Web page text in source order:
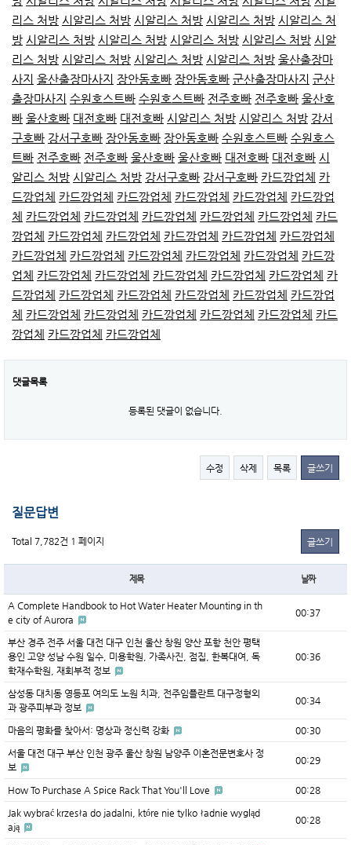
리스 처방 시알리스 처방 시알리스 처방 시알리스 처방 시알리스 처
방 시알리스 처방 시알리스 처방 시알리스 처방 시알리스 처방 시알
리스 처방 시알리스 처방 시알리스 처방 시알리스 처방 울산출장마
사지 울산출장마사지 장안동호빠 장안동호빠 군산출장마사지 군산
출장마사지 수원호스트빠 수원호스트빠 전주호빠 전주호빠 울산호
빠 울산호빠 대전호빠 대전호빠 시알리스 처방 시알리스 처방 강서
구호빠 강서구호빠 장안동호빠 장안동호빠 수원호스트빠 수원호스
트빠 전주호빠 전주호빠 울산호빠 울산호빠 대전호빠 대전호빠 시
알리스 처방 시알리스 처방 강서구호빠 강서구호빠 카드깡업체 카
드깡업체 카드깡업체 카드깡업체 카드깡업체 카드깡업체 카드깡업
체 카드깡업체 카드깡업체 카드깡업체 카드깡업체 카드깡업체 카드
깡업체 카드깡업체 카드깡업체 카드깡업체 카드깡업체 카드깡업체
카드깡업체 카드깡업체 카드깡업체 카드깡업체 카드깡업체 카드깡
업체 카드깡업체 카드깡업체 카드깡업체 카드깡업체 카드깡업체 카
드깡업체 카드깡업체 카드깡업체 카드깡업체 카드깡업체 카드깡업
체 카드깡업체 카드깡업체 카드깡업체 카드깡업체 카드깡업체 카드
깡업체 카드깡업체 카드깡업체
댓글목록
등록된 댓글이 없습니다.
수정 삭제 목록 글쓰기
질문답변
Total 7,782건 1 페이지 글쓰기
제목 날짜
A Complete Handbook to Hot Water Heater Mounting in th
e city of Aurora
00:37
부산 경주 전주 서울 대전 대구 인천 울산 창원 양산 포항 천안 평택
용인 고양 성남 수원 일수, 미용학원, 가족사진, 점집, 한복대여, 독
학재수학원, 재회부적 정보
00:36
삼성동 대치동 영등포 여의도 노원 치과, 전주임플란트 대구정형외
과 광주피부과 정보
00:34
마음의 평화를 찾아서: 명상과 정신력 강화 00:30
서울 대전 대구 부산 인천 광주 울산 창원 남양주 이혼전문변호사 정
보
00:29
How To Purchase A Spice Rack That You'll Love 00:28
Jak wybrać krzesła do jadalni, które nie tylko ładnie wygląd
ają
00:28